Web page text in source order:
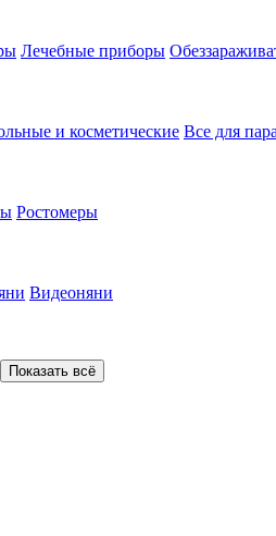
Лечебные приборы
и косметические Все для
Ростомеры
Видеоняни
Показать всё